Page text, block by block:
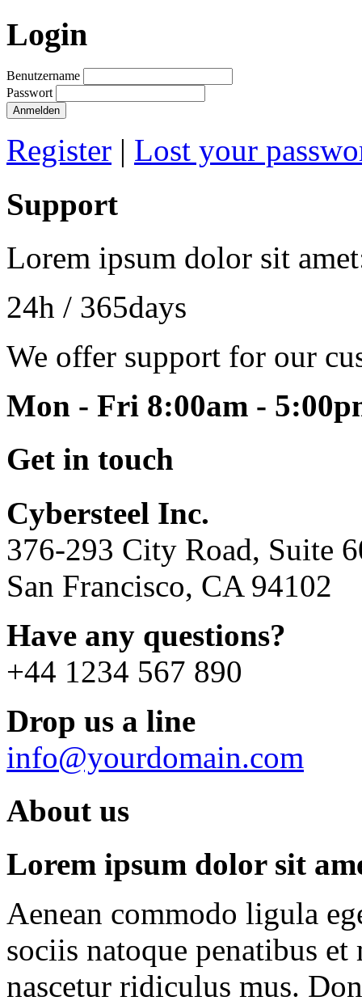
Login
Benutzername
Passwort
Anmelden
Register | Lost your
Support
Lorem ipsum dolor sit
24h / 365days
We offer support for our
Mon - Fri 8:00am -
Get in touch
Cybersteel Inc.
376-293 City Road, Suite
San Francisco, CA 94102
Have any questions?
+44 1234 567 890
Drop us a line
info@yourdomain.com
About us
Lorem ipsum dolor sit
Aenean commodo ligula
sociis natoque penatibus
nascetur ridiculus mus.